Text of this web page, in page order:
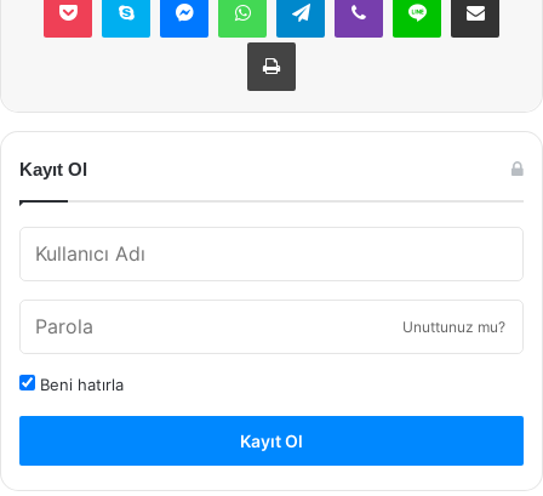
Yazdır
Kayıt Ol
Unuttunuz mu?
Beni hatırla
Kayıt Ol